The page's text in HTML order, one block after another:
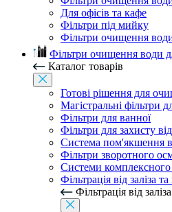
Для офісів та кафе
Фільтри під мийку
Фільтри очищення
Фільтри очищення води
Каталог товарів
Готові рішення для
Магістральні фільтри
Фільтри для ванної
Фільтри для захисту
Система пом'якшення
Фільтри зворотного
Системи
Фільтрація від заліза
Фільтрація від